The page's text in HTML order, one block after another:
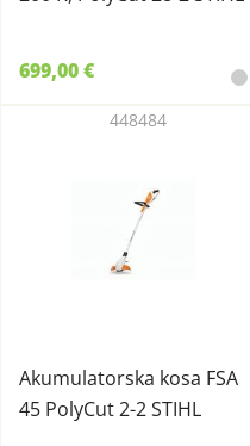
699,00 €
Akumulatorska kosa FSA
45 PolyCut 2-2 STIHL
448484